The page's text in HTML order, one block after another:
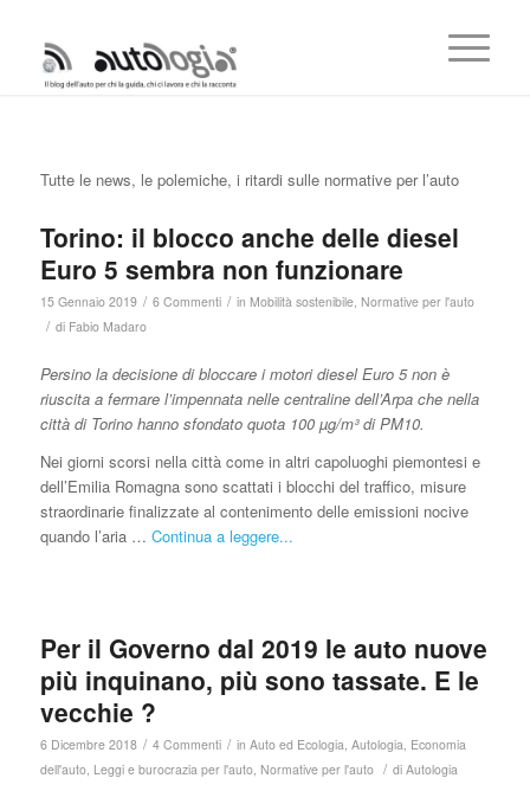
Tutte le news, le polemiche, i ritardi sulle normative per l’auto
Torino: il blocco anche delle diesel
Euro 5 sembra non funzionare
15 Gennaio 2019 / 6 Commenti / in Mobilità sostenibile, Normative per l'auto
/ di Fabio Madaro
Persino la decisione di bloccare i motori diesel Euro 5 non è
riuscita a fermare l’impennata nelle centraline dell’Arpa che nella
città di Torino hanno sfondato quota 100 µg/m³ di PM10.
Nei giorni scorsi nella città come in altri capoluoghi piemontesi e
dell’Emilia Romagna sono scattati i blocchi del traffico, misure
straordinarie finalizzate al contenimento delle emissioni nocive
quando l’aria … Continua a leggere...
Per il Governo dal 2019 le auto nuove
più inquinano, più sono tassate. E le
vecchie ?
6 Dicembre 2018 / 4 Commenti / in Auto ed Ecologia, Autologia, Economia
dell'auto, Leggi e burocrazia per l'auto, Normative per l'auto / di Autologia